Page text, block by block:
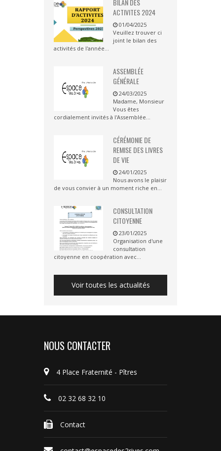
BILAN DES
ACTIVITES 2024
01/04/2025
Veuillez trouver ci
joint le bilan des
activités de l'année...
ASSEMBLÉE
GÉNÉRALE
24/03/2025
Madame, Monsieur
Vous êtes
cordialement invités à l'Assemblée...
CÉRÉMONIE DE
REMISE DES LIVRES
DE VIE
24/01/2025
Nous avons le plaisir
de vous convier à un moment riche en...
CONSULTATION
CITOYENNE
23/01/2025
Organisation d'une
consultation
citoyenne en coopération avec...
Voir toutes les actualités
NOUS CONTACTER
4 Place Fraternité - Pîtres
02 32 68 32 10
Contact